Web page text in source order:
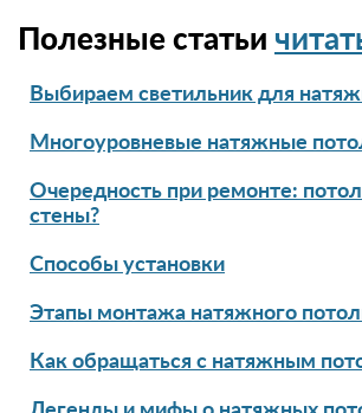
Полезные статьи
Выбираем светильник для
Многоуровневые натяжные
Очередность при ремонте:
стены?
Способы установки
Этапы монтажа натяжного
Как обращаться с натяжным